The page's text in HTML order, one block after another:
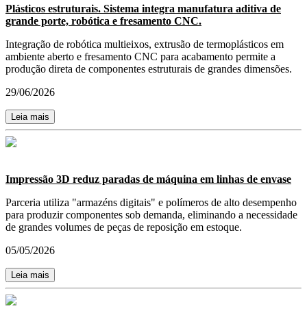
Plásticos estruturais. Sistema integra manufatura aditiva de
grande porte, robótica e fresamento CNC.
Integração de robótica multieixos, extrusão de termoplásticos em
ambiente aberto e fresamento CNC para acabamento permite a
produção direta de componentes estruturais de grandes dimensões.
29/06/2026
Leia mais
Impressão 3D reduz paradas de máquina em linhas de envase
Parceria utiliza "armazéns digitais" e polímeros de alto desempenho
para produzir componentes sob demanda, eliminando a necessidade
de grandes volumes de peças de reposição em estoque.
05/05/2026
Leia mais